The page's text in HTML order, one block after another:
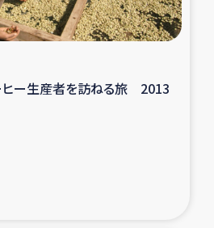
民際教育事業
ー生産者を訪ねる旅 2013